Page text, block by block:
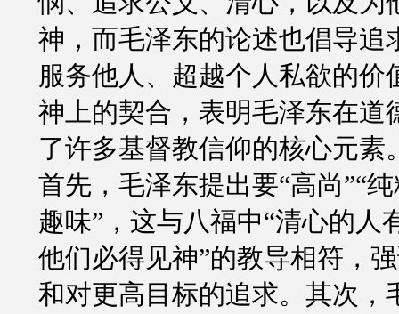
神，而毛泽东的论述也倡导追
服务他人、超越个人私欲的价
神上的契合，表明毛泽东在道
了许多基督教信仰的核心元素
首先，毛泽东提出要“高尚”“
趣味”，这与八福中“清心的人
他们必得见神”的教导相符，
和对更高目标的追求。其次，